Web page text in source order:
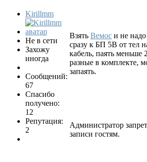
Kirillmm
Не в сети
Захожу
иногда
Сообщений:
67
Спасибо
получено:
12
Репутация:
2
Взять Вемос и не надо
сразу к БП 5В от тел
кабель, паять меньше
разные в комплекте,
запаять.
Администратор
записи гостям.